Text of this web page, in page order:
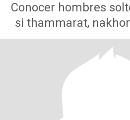
Conocer hombres
si thammarat,